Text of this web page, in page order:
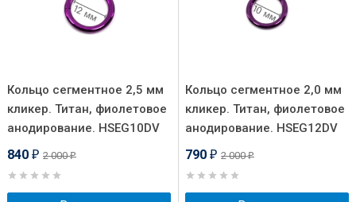
Кольцо сегментное 2,5 мм
кликер. Титан, фиолетовое
анодирование. HSEG10DV
840 ₽ 2 000₽
Кольцо сегментное 2,0 мм
кликер. Титан, фиолетовое
анодирование. HSEG12DV
790 ₽ 2 000₽